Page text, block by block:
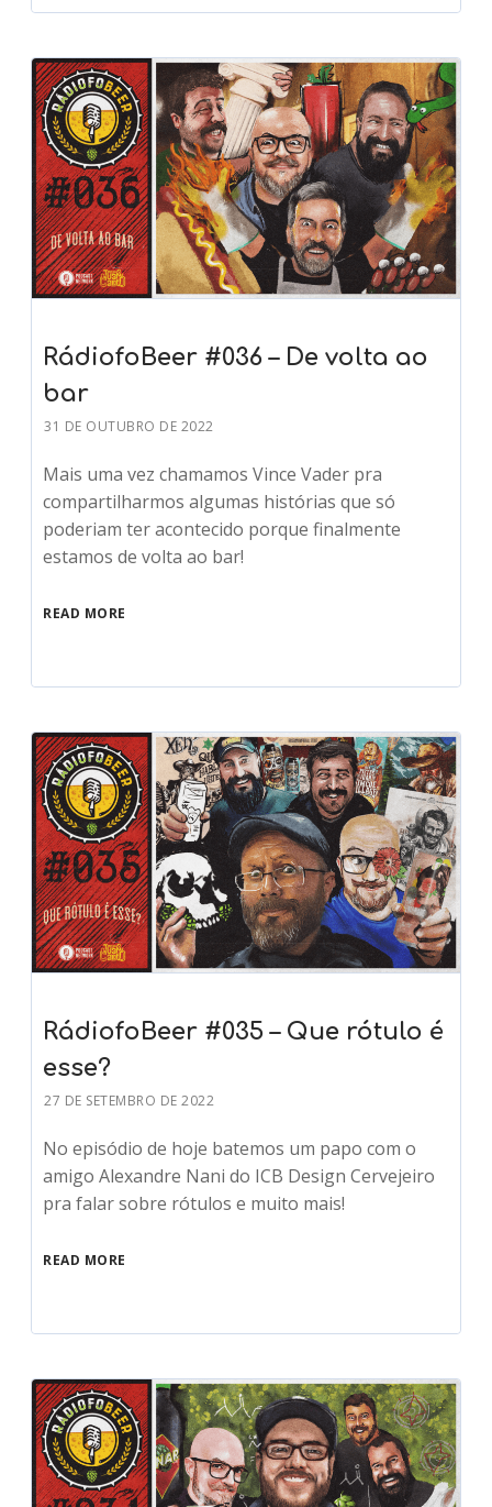
RádiofoBeer #036 – De volta ao
bar
31 DE OUTUBRO DE 2022
Mais uma vez chamamos Vince Vader pra
compartilharmos algumas histórias que só
poderiam ter acontecido porque finalmente
estamos de volta ao bar!
READ MORE
RádiofoBeer #035 – Que rótulo é
esse?
27 DE SETEMBRO DE 2022
No episódio de hoje batemos um papo com o
amigo Alexandre Nani do ICB Design Cervejeiro
pra falar sobre rótulos e muito mais!
READ MORE